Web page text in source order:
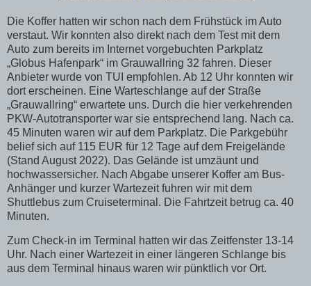
Die Koffer hatten wir schon nach dem Frühstück im Auto
verstaut. Wir konnten also direkt nach dem Test mit dem
Auto zum bereits im Internet vorgebuchten Parkplatz
„Globus Hafenpark“ im Grauwallring 32 fahren. Dieser
Anbieter wurde von TUI empfohlen. Ab 12 Uhr konnten wir
dort erscheinen. Eine Warteschlange auf der Straße
„Grauwallring“ erwartete uns. Durch die hier verkehrenden
PKW-Autotransporter war sie entsprechend lang. Nach ca.
45 Minuten waren wir auf dem Parkplatz. Die Parkgebühr
belief sich auf 115 EUR für 12 Tage auf dem Freigelände
(Stand August 2022). Das Gelände ist umzäunt und
hochwassersicher. Nach Abgabe unserer Koffer am Bus-
Anhänger und kurzer Wartezeit fuhren wir mit dem
Shuttlebus zum Cruiseterminal. Die Fahrtzeit betrug ca. 40
Minuten.
Zum Check-in im Terminal hatten wir das Zeitfenster 13-14
Uhr. Nach einer Wartezeit in einer längeren Schlange bis
aus dem Terminal hinaus waren wir pünktlich vor Ort.